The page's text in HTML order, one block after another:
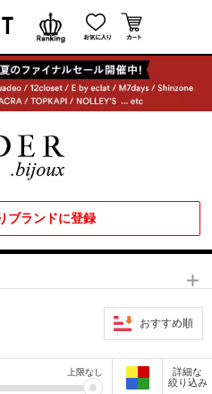
ブランドに登録
おすすめ順
上限なし
詳細な
絞り込み